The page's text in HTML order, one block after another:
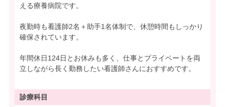
える療養病院です。
夜勤時も看護師2名＋助手1名体制で、休憩時間もしっかり
確保されています。
年間休日124日とお休みも多く、仕事とプライベートを両
立しながら長く勤務したい看護師さんにおすすめです。
診療科目